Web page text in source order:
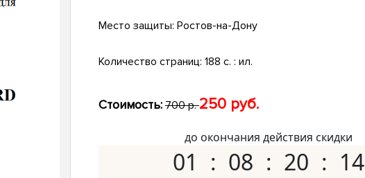
Место защиты: Ростов-на-Дону
Количество страниц: 188 с. : ил.
Стоимость: 700 р.250 руб.
до окончания действия скидки
01 08 20 13